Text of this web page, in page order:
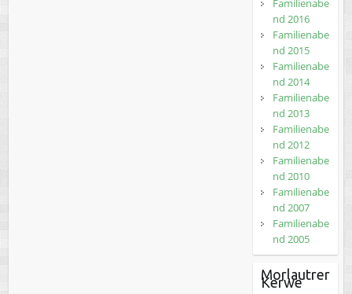
Familienabe
nd 2016
Familienabe
nd 2015
Familienabe
nd 2014
Familienabe
nd 2013
Familienabe
nd 2012
Familienabe
nd 2010
Familienabe
nd 2007
Familienabe
nd 2005
Morlautrer
Kerwe